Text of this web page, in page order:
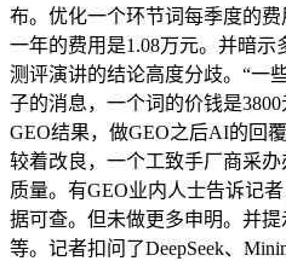
布。优化一个环节词每季度的
一年的费用是1.08万元。并暗
测评演讲的结论高度分歧。“一
子的消息，一个词的价钱是
GEO结果，做GEO之后AI的回
较着改良，一个工致手厂商采
质量。有GEO业内人士告诉记
据可查。但未做更多申明。并
等。记者扣问了DeepSeek、